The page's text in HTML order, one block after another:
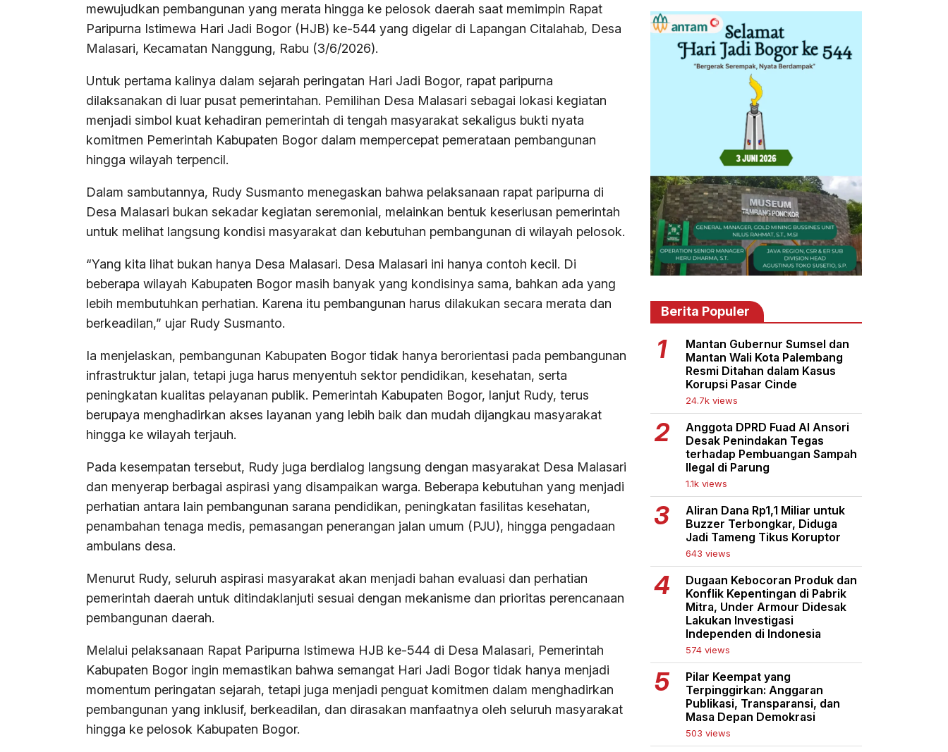
mewujudkan pembangunan yang merata hingga ke pelosok daerah saat memimpin Rapat
Paripurna Istimewa Hari Jadi Bogor (HJB) ke-544 yang digelar di Lapangan Citalahab, Desa
Malasari, Kecamatan Nanggung, Rabu (3/6/2026).
Untuk pertama kalinya dalam sejarah peringatan Hari Jadi Bogor, rapat paripurna
dilaksanakan di luar pusat pemerintahan. Pemilihan Desa Malasari sebagai lokasi kegiatan
menjadi simbol kuat kehadiran pemerintah di tengah masyarakat sekaligus bukti nyata
komitmen Pemerintah Kabupaten Bogor dalam mempercepat pemerataan pembangunan
hingga wilayah terpencil.
Dalam sambutannya, Rudy Susmanto menegaskan bahwa pelaksanaan rapat paripurna di
Desa Malasari bukan sekadar kegiatan seremonial, melainkan bentuk keseriusan pemerintah
untuk melihat langsung kondisi masyarakat dan kebutuhan pembangunan di wilayah pelosok.
“Yang kita lihat bukan hanya Desa Malasari. Desa Malasari ini hanya contoh kecil. Di
beberapa wilayah Kabupaten Bogor masih banyak yang kondisinya sama, bahkan ada yang
lebih membutuhkan perhatian. Karena itu pembangunan harus dilakukan secara merata dan
berkeadilan,” ujar Rudy Susmanto.
Ia menjelaskan, pembangunan Kabupaten Bogor tidak hanya berorientasi pada pembangunan
infrastruktur jalan, tetapi juga harus menyentuh sektor pendidikan, kesehatan, serta
peningkatan kualitas pelayanan publik. Pemerintah Kabupaten Bogor, lanjut Rudy, terus
berupaya menghadirkan akses layanan yang lebih baik dan mudah dijangkau masyarakat
hingga ke wilayah terjauh.
Pada kesempatan tersebut, Rudy juga berdialog langsung dengan masyarakat Desa Malasari
dan menyerap berbagai aspirasi yang disampaikan warga. Beberapa kebutuhan yang menjadi
perhatian antara lain pembangunan sarana pendidikan, peningkatan fasilitas kesehatan,
penambahan tenaga medis, pemasangan penerangan jalan umum (PJU), hingga pengadaan
ambulans desa.
Menurut Rudy, seluruh aspirasi masyarakat akan menjadi bahan evaluasi dan perhatian
pemerintah daerah untuk ditindaklanjuti sesuai dengan mekanisme dan prioritas perencanaan
pembangunan daerah.
Melalui pelaksanaan Rapat Paripurna Istimewa HJB ke-544 di Desa Malasari, Pemerintah
Kabupaten Bogor ingin memastikan bahwa semangat Hari Jadi Bogor tidak hanya menjadi
momentum peringatan sejarah, tetapi juga menjadi penguat komitmen dalam menghadirkan
pembangunan yang inklusif, berkeadilan, dan dirasakan manfaatnya oleh seluruh masyarakat
hingga ke pelosok Kabupaten Bogor.
Berita Populer
Mantan Gubernur Sumsel dan
Mantan Wali Kota Palembang
Resmi Ditahan dalam Kasus
Korupsi Pasar Cinde
24.7k views
Anggota DPRD Fuad Al Ansori
Desak Penindakan Tegas
terhadap Pembuangan Sampah
Ilegal di Parung
1.1k views
Aliran Dana Rp1,1 Miliar untuk
Buzzer Terbongkar, Diduga
Jadi Tameng Tikus Koruptor
643 views
Dugaan Kebocoran Produk dan
Konflik Kepentingan di Pabrik
Mitra, Under Armour Didesak
Lakukan Investigasi
Independen di Indonesia
574 views
Pilar Keempat yang
Terpinggirkan: Anggaran
Publikasi, Transparansi, dan
Masa Depan Demokrasi
503 views